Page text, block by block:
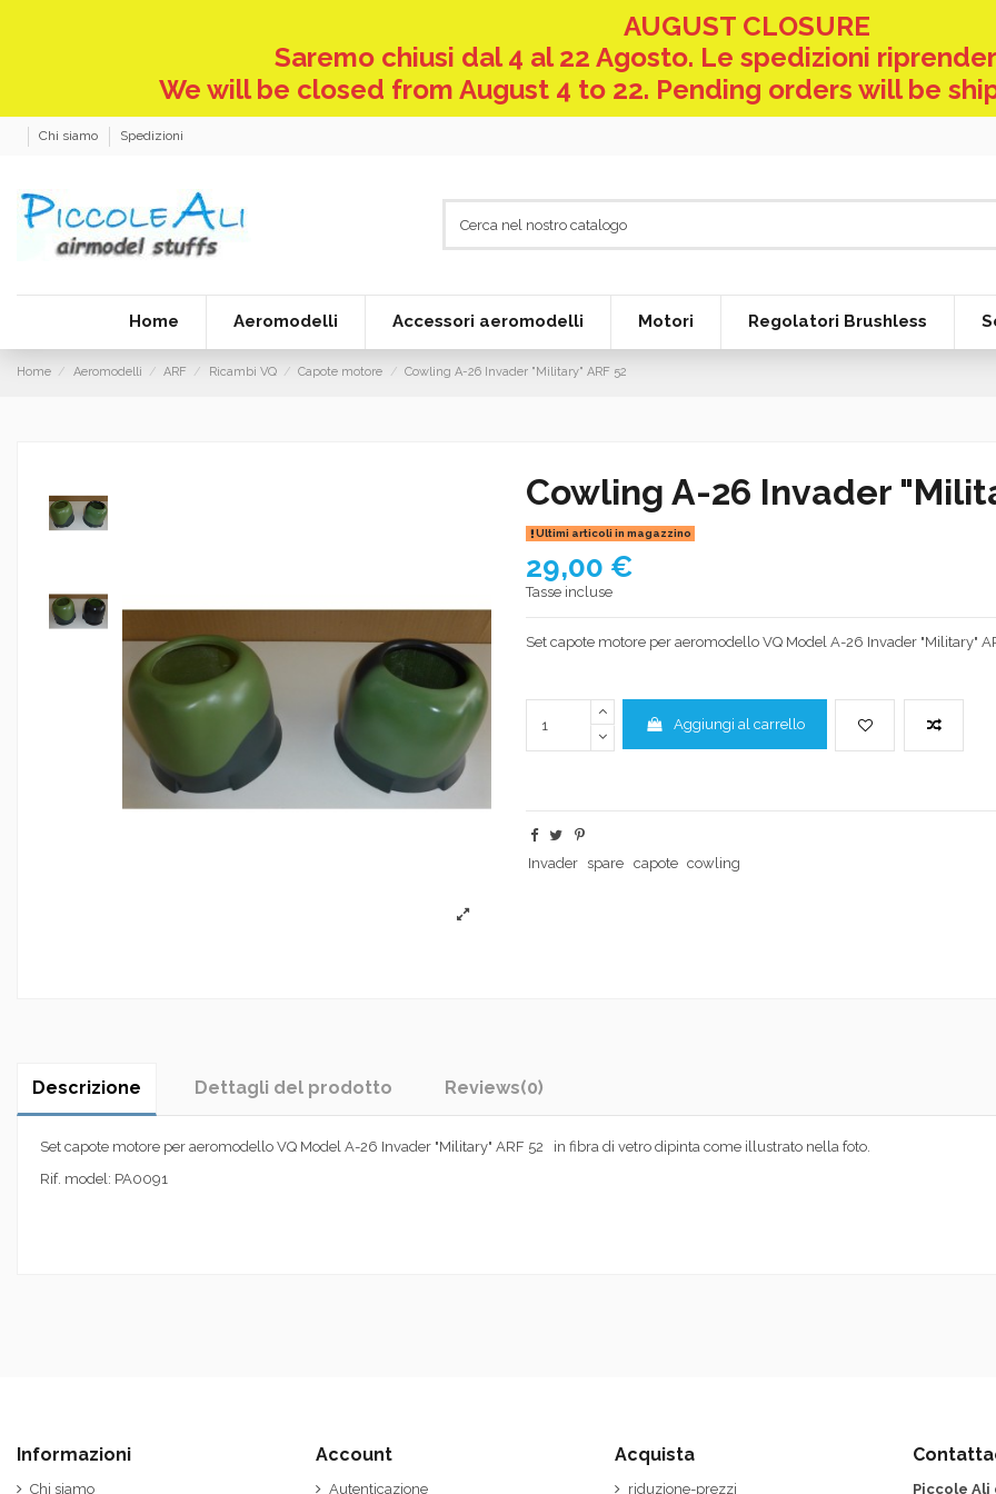
AUGUST CLOSURE
Saremo chiusi dal 4 al 22 Agosto. Le spedizioni
We will be closed from August 4 to 22. Pending orders will be
Chi siamo Spedizioni
Home Aeromodelli Accessori aeromodelli Motori Regolatori Brushless
Home Aeromodelli ARF Ricambi VQ Capote motore Cowling A-26 Invader "Military" ARF 52
Cowling A-26 Invader
Ultimi articoli in magazzino
29,00 €
Tasse incluse
Set capote motore per aeromodello VQ Model A-26 Invader "Military"
Aggiungi al carrello
Invader spare capote cowling
Descrizione Dettagli del prodotto Reviews(0)
Set capote motore per aeromodello VQ Model A-26 Invader "Military" ARF 52 in fibra di vetro dipinta come illustrato nella foto.
Rif. model: PA0091
Informazioni
Chi siamo
Account
Autenticazione
Acquista
riduzione-prezzi Piccole Ali